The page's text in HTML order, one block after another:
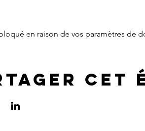
en raison de vos paramètres de
cet